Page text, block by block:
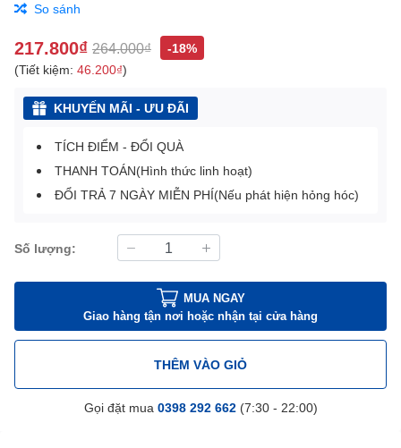
So sánh
217.800₫ 264.000₫
-18%
(Tiết kiệm: 46.200₫)
KHUYẾN MÃI - ƯU ĐÃI
TÍCH ĐIỂM - ĐỔI QUÀ
THANH TOÁN(Hình thức linh hoạt)
ĐỔI TRẢ 7 NGÀY MIỄN PHÍ(Nếu phát hiện hỏng hóc)
Số lượng:
MUA NGAY
Giao hàng tận nơi hoặc nhận tại cửa hàng
THÊM VÀO GIỎ
Gọi đặt mua 0398 292 662(7:30 - 22:00)